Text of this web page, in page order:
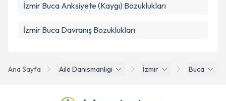
Ana Sayfa Aile Danismanligi İzmir Buca
İzmir Buca Anksiyete (Kaygı) Bozuklukları
İzmir Buca Davranış Bozuklukları